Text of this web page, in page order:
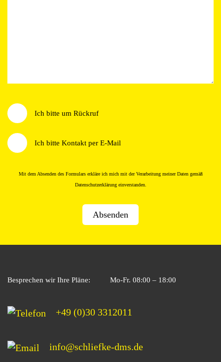
Ich bitte um Rückruf
Ich bitte Kontakt per E-Mail
Mit dem Absenden des Formulars erkläre ich mich mit der Verarbeitung meiner Daten gemäß
Datenschutzerklärungeinverstanden.
Besprechen wir Ihre Pläne: Mo-Fr. 08:00 – 18:00
+49 (0)30 3312011
info@schliefke-dms.de